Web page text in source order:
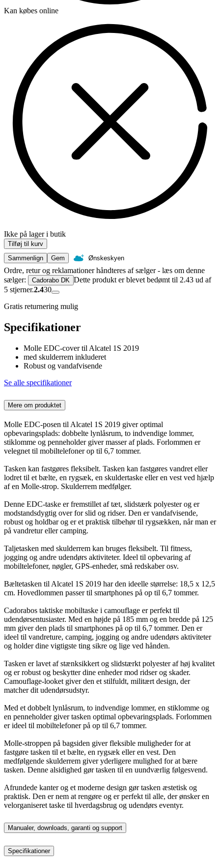
Kan købes online
Ikke på lager i butik
Tilføj til kurv
Sammenlign
Gem Ønskeskyen
Ordre, retur og reklamationer håndteres af sælger - læs om denne
sælger:
Cadorabo DK Dette produkt er blevet bedømt til 2.43 ud af
5 stjerner.2.430
Gratis returnering mulig
Specifikationer
Molle EDC-cover til Alcatel 1S 2019
med skulderrem inkluderet
Robust og vandafvisende
Se alle specifikationer
Mere om produktet
Molle EDC-posen til Alcatel 1S 2019 giver optimal
opbevaringsplads: dobbelte lynlåsrum, to indvendige lommer,
stiklomme og penneholder giver masser af plads. Forlommen er
velegnet til mobiltelefoner op til 6,7 tommer.
Tasken kan fastgøres fleksibelt. Tasken kan fastgøres vandret eller
lodret til et bælte, en rygsæk, en skuldertaske eller en vest ved hjælp
af en Molle-strop. Skulderrem medfølger.
Denne EDC-taske er fremstillet af tæt, slidstærk polyester og er
modstandsdygtig over for slid og ridser. Den er vandafvisende,
robust og holdbar og er et praktisk tilbehør til rygsækken, når man er
på vandretur eller camping.
Taljetasken med skulderrem kan bruges fleksibelt. Til fitness,
jogging og andre udendørs aktiviteter. Ideel til opbevaring af
mobiltelefoner, nøgler, GPS-enheder, små redskaber osv.
Bæltetasken til Alcatel 1S 2019 har den ideelle størrelse: 18,5 x 12,5
cm. Hovedlommen passer til smartphones på op til 6,7 tommer.
Cadorabos taktiske mobiltaske i camouflage er perfekt til
udendørsentusiaster. Med en højde på 185 mm og en bredde på 125
mm giver den plads til smartphones på op til 6,7 tommer. Den er
ideel til vandreture, camping, jogging og andre udendørs aktiviteter
og holder dine vigtigste ting sikre og lige ved hånden.
Tasken er lavet af stænksikkert og slidstærkt polyester af høj kvalitet
og er robust og beskytter dine enheder mod ridser og skader.
Camouflage-looket giver den et stilfuldt, militært design, der
matcher dit udendørsudstyr.
Med et dobbelt lynlåsrum, to indvendige lommer, en stiklomme og
en penneholder giver tasken optimal opbevaringsplads. Forlommen
er ideel til mobiltelefoner på op til 6,7 tommer.
Molle-stroppen på bagsiden giver fleksible muligheder for at
fastgøre tasken til et bælte, en rygsæk eller en vest. Den
medfølgende skulderrem giver yderligere mulighed for at bære
tasken. Denne alsidighed gør tasken til en uundværlig følgesvend.
Afrundede kanter og et moderne design gør tasken æstetisk og
praktisk. Den er nem at rengøre og er perfekt til alle, der ønsker en
velorganiseret taske til hverdagsbrug og udendørs eventyr.
Manualer, downloads, garanti og support
Specifikationer